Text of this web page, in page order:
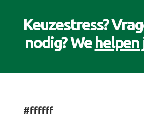
Keuzestress?
nodig? Wehelpen
#ffffff